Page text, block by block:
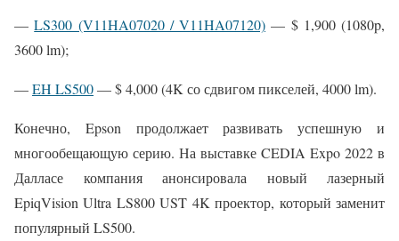
—LS300 (V11HA07020 / V11HA07120) — $ 1,900 (1080p,
3600 lm);
—EH LS500— $ 4,000 (4K со сдвигом пикселей, 4000 lm).
Конечно, Epson продолжает развивать успешную и
многообещающую серию. На выставке CEDIA Expo 2022 в
Далласе компания анонсировала новый лазерный
EpiqVision Ultra LS800 UST 4K проектор, который заменит
популярный LS500.